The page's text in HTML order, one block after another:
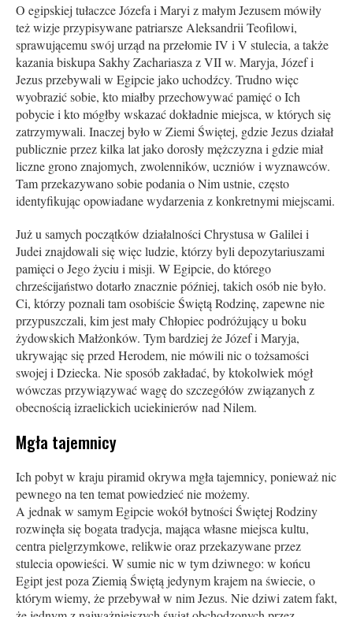
O egipskiej tułaczce Józefa i Maryi z małym Jezusem mówiły
też wizje przypisywane patriarsze Aleksandrii Teofilowi,
sprawującemu swój urząd na przełomie IV i V stulecia, a także
kazania biskupa Sakhy Zachariasza z VII w. Maryja, Józef i
Jezus przebywali w Egipcie jako uchodźcy. Trudno więc
wyobrazić sobie, kto miałby przechowywać pamięć o Ich
pobycie i kto mógłby wskazać dokładnie miejsca, w których się
zatrzymywali. Inaczej było w Ziemi Świętej, gdzie Jezus działał
publicznie przez kilka lat jako dorosły mężczyzna i gdzie miał
liczne grono znajomych, zwolenników, uczniów i wyznawców.
Tam przekazywano sobie podania o Nim ustnie, często
identyfikując opowiadane wydarzenia z konkretnymi miejscami.
Już u samych początków działalności Chrystusa w Galilei i
Judei znajdowali się więc ludzie, którzy byli depozytariuszami
pamięci o Jego życiu i misji. W Egipcie, do którego
chrześcijaństwo dotarło znacznie później, takich osób nie było.
Ci, którzy poznali tam osobiście Świętą Rodzinę, zapewne nie
przypuszczali, kim jest mały Chłopiec podróżujący u boku
żydowskich Małżonków. Tym bardziej że Józef i Maryja,
ukrywając się przed Herodem, nie mówili nic o tożsamości
swojej i Dziecka. Nie sposób zakładać, by ktokolwiek mógł
wówczas przywiązywać wagę do szczegółów związanych z
obecnością izraelickich uciekinierów nad Nilem.
Mgła tajemnicy
Ich pobyt w kraju piramid okrywa mgła tajemnicy, ponieważ nic
pewnego na ten temat powiedzieć nie możemy.
A jednak w samym Egipcie wokół bytności Świętej Rodziny
rozwinęła się bogata tradycja, mająca własne miejsca kultu,
centra pielgrzymkowe, relikwie oraz przekazywane przez
stulecia opowieści. W sumie nic w tym dziwnego: w końcu
Egipt jest poza Ziemią Świętą jedynym krajem na świecie, o
którym wiemy, że przebywał w nim Jezus. Nie dziwi zatem fakt,